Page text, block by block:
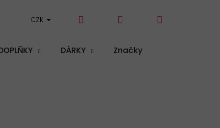
DÁRKY Značky
CZK Přihlášení